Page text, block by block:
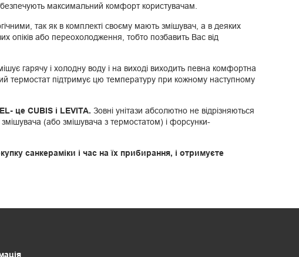
максимальний комфорт користувачам.
так як в комплекті своєму мають змішувач, а в деяких
опіків або переохолодження, тобто позбавить Вас від
гарячу і холодну воду і на виході виходить певна комфортна
термостат підтримує цю температуру при кожному наступному
це CUBIS і LEVITA. Зовні унітази абсолютно не відрізняються
(або змішувача з термостатом) і форсунки-
санкераміки і час на їх прибирання, і отримуєте